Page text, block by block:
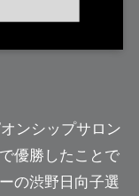
ンシップサロン
優勝したことで
の渋野日向子選